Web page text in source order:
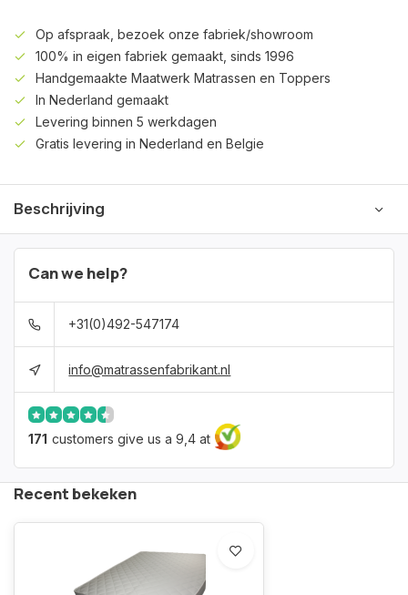
Op afspraak, bezoek onze fabriek/showroom
100% in eigen fabriek gemaakt, sinds 1996
Handgemaakte Maatwerk Matrassen en Toppers
In Nederland gemaakt
Levering binnen 5 werkdagen
Gratis levering in Nederland en Belgie
Beschrijving
Can we help?
+31(0)492-547174
info@matrassenfabrikant.nl
171 customers give us a 9,4 at
Recent bekeken